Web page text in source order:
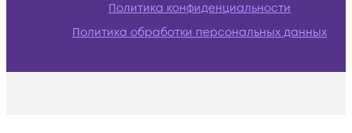
Политика конфиденциальности
Политика обработки персональных данных